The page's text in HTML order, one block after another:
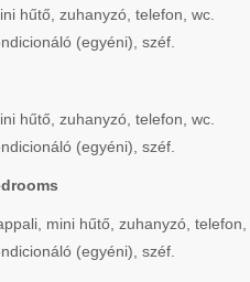
hűtő, zuhanyzó, telefon, wc.
(egyéni), széf.
hűtő, zuhanyzó, telefon, wc.
(egyéni), széf.
mini hűtő, zuhanyzó, telefon,
(egyéni), széf.